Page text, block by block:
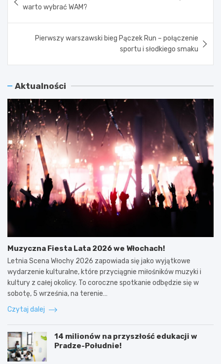
wpisu
warto wybrać WAM?
Pierwszy warszawski bieg Pączek Run – połączenie
sportu i słodkiego smaku
Aktualności
Muzyczna Fiesta Lata 2026 we Włochach!
Letnia Scena Włochy 2026 zapowiada się jako wyjątkowe
wydarzenie kulturalne, które przyciągnie miłośników muzyki i
kultury z całej okolicy. To coroczne spotkanie odbędzie się w
sobotę, 5 września, na terenie…
Czytaj dalej
14 milionów na przyszłość edukacji w
Pradze-Południe!